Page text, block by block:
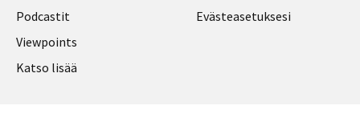
Podcastit
Viewpoints
Katso lisää
Evästeasetuksesi